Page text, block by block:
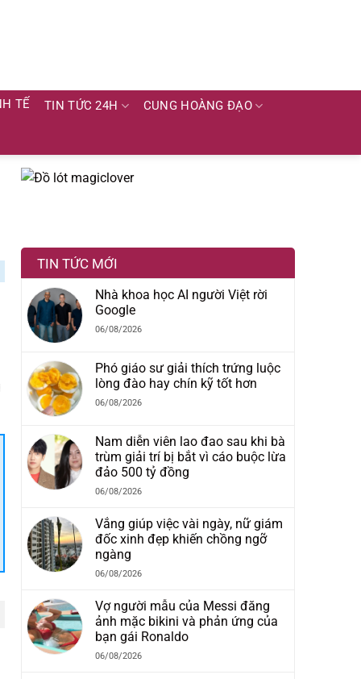
TẾ TIN TỨC 24H CUNG HOÀNG ĐẠO
TIN TỨC MỚI
Nhà khoa học AI người Việt rời
Google
06/08/2026
Phó giáo sư giải thích trứng luộc
lòng đào hay chín kỹ tốt hơn
06/08/2026
Nam diễn viên lao đao sau khi bà
trùm giải trí bị bắt vì cáo buộc lừa
đảo 500 tỷ đồng
06/08/2026
Vắng giúp việc vài ngày, nữ giám
đốc xinh đẹp khiến chồng ngỡ
ngàng
06/08/2026
Vợ người mẫu của Messi đăng
ảnh mặc bikini và phản ứng của
bạn gái Ronaldo
06/08/2026